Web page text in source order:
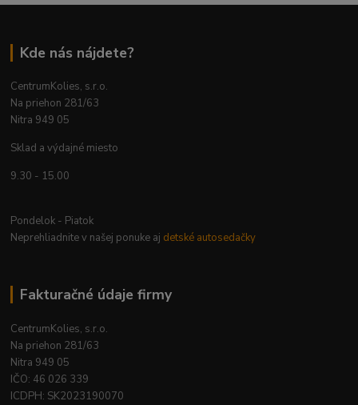
Kde nás nájdete?
CentrumKolies, s.r.o.
Na priehon 281/63
Nitra 949 05
Sklad a výdajné miesto
9.30 - 15.00
Pondelok - Piatok
Neprehliadnite v našej ponuke aj detské autosedačky
Fakturačné údaje firmy
CentrumKolies, s.r.o.
Na priehon 281/63
Nitra 949 05
IČO: 46 026 339
ICDPH: SK2023190070